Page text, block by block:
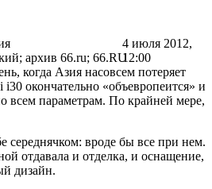
4 июля 2012,
12:00
архив 66.ru; 66.RU
когда Азия насовсем потеряет
окончательно «объевропеится» и
всем параметрам. По крайней мере,
середнячком: вроде бы все при нем.
отдавала и отделка, и оснащение,
дизайн.